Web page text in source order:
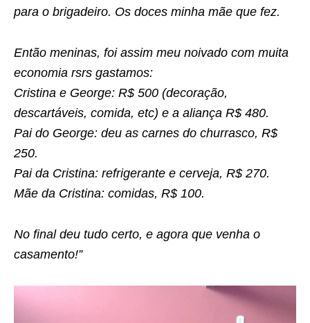
para o brigadeiro. Os doces minha mãe que fez.
Então meninas, foi assim meu noivado com muita
economia rsrs gastamos:
Cristina e George: R$ 500 (decoração,
descartáveis, comida, etc) e a aliança R$ 480.
Pai do George: deu as carnes do churrasco, R$
250.
Pai da Cristina: refrigerante e cerveja, R$ 270.
Mãe da Cristina: comidas, R$ 100.
No final deu tudo certo, e agora que venha o
casamento!”